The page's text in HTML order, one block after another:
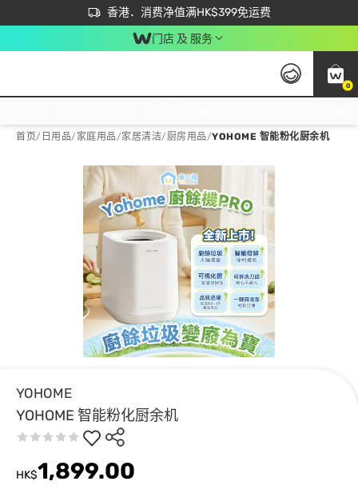
香港．消费净值满HK$399免运费
立即成为易赏钱会员尽享独家优惠
首次APP下单买满$450 输入 NEWAPP 即减$50
门店 及 服务
0
首页/ 日用品/ 家庭用品/家居清洁/厨房用品/YOHOME 智能粉化厨余机
YOHOME
YOHOME 智能粉化厨余机
HK$1,899.00